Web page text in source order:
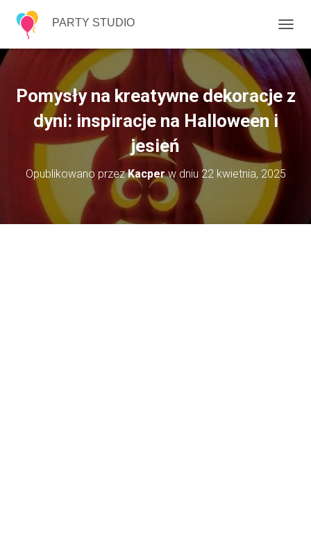
PARTY STUDIO
R
E
Ą
Pomysły na kreatywne dekoracje z
dyni: inspiracje na Halloween i
jesień
Opublikowano przezKacperw dniu 22 kwietnia, 2025